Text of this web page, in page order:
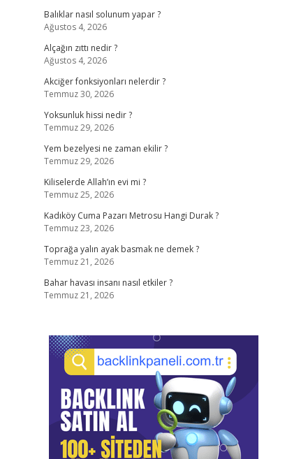
Balıklar nasıl solunum yapar ?
Ağustos 4, 2026
Alçağın zıttı nedir ?
Ağustos 4, 2026
Akciğer fonksiyonları nelerdir ?
Temmuz 30, 2026
Yoksunluk hissi nedir ?
Temmuz 29, 2026
Yem bezelyesi ne zaman ekilir ?
Temmuz 29, 2026
Kiliselerde Allah’ın evi mi ?
Temmuz 25, 2026
Kadıköy Cuma Pazarı Metrosu Hangi Durak ?
Temmuz 23, 2026
Toprağa yalın ayak basmak ne demek ?
Temmuz 21, 2026
Bahar havası insanı nasıl etkiler ?
Temmuz 21, 2026